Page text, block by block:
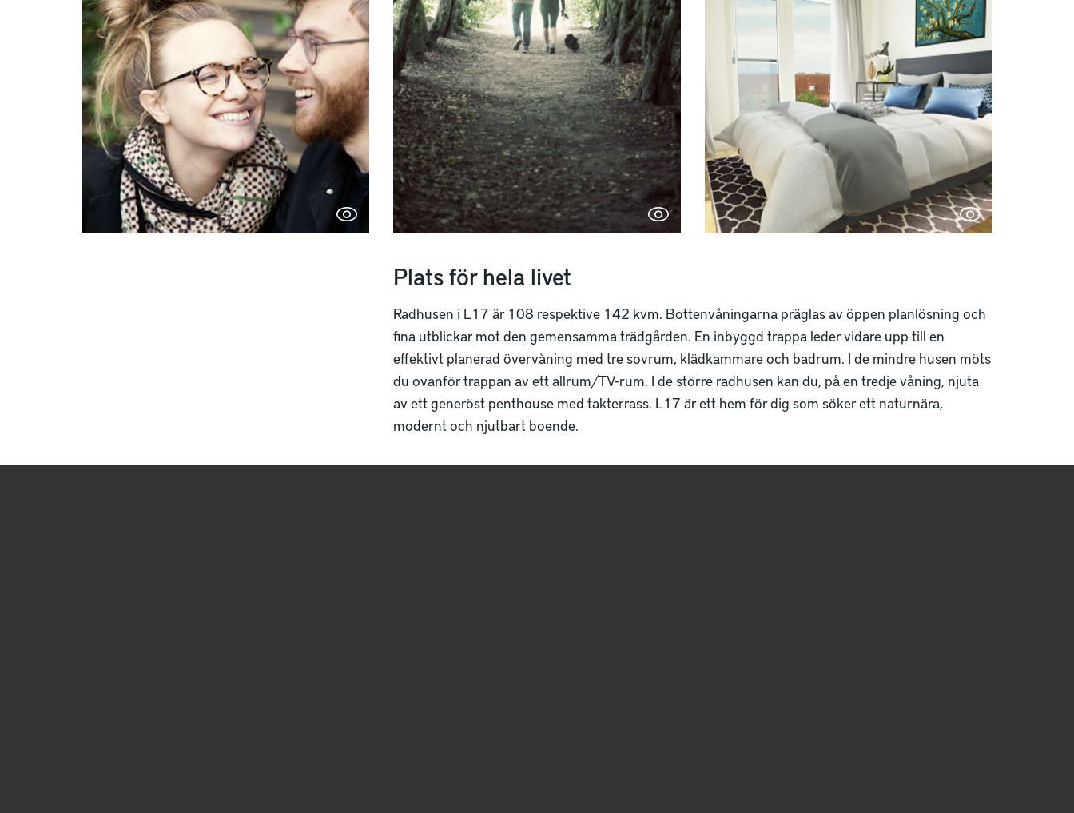
Plats för hela livet
Radhusen i L17 är 108 respektive 142 kvm. Bottenvåningarna präglas av öppen planlösning och
fina utblickar mot den gemensamma trädgården. En inbyggd trappa leder vidare upp till en
effektivt planerad övervåning med tre sovrum, klädkammare och badrum. I de mindre husen möts
du ovanför trappan av ett allrum/TV-rum. I de större radhusen kan du, på en tredje våning, njuta
av ett generöst penthouse med takterrass. L17 är ett hem för dig som söker ett naturnära,
modernt och njutbart boende.